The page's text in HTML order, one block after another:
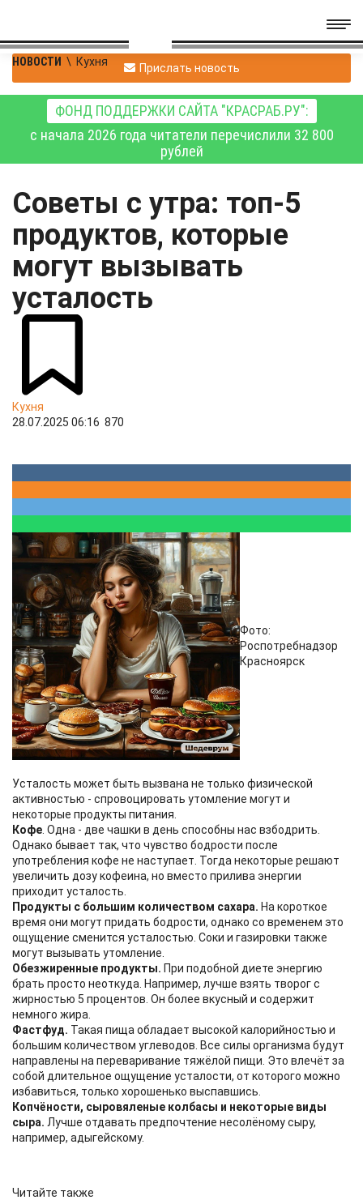
НОВОСТИ \ Кухня Прислать новость
ФОНД ПОДДЕРЖКИ САЙТА "КРАСРАБ.РУ":
с начала 2026 года читатели перечислили 32 800
рублей
Советы с утра: топ-5
продуктов, которые
могут вызывать
усталость
Кухня
28.07.2025 06:16 870
Фото:
Роспотребнадзор
Красноярск
Усталость может быть вызвана не только физической
активностью - спровоцировать утомление могут и
некоторые продукты питания.
Кофе . Одна - две чашки в день способны нас взбодрить.
Однако бывает так, что чувство бодрости после
употребления кофе не наступает. Тогда некоторые решают
увеличить дозу кофеина, но вместо прилива энергии
приходит усталость.
Продукты с большим количеством сахара. На короткое
время они могут придать бодрости, однако со временем это
ощущение сменится усталостью. Соки и газировки также
могут вызывать утомление.
Обезжиренные продукты. При подобной диете энергию
брать просто неоткуда. Например, лучше взять творог с
жирностью 5 процентов. Он более вкусный и содержит
немного жира.
Фастфуд. Такая пища обладает высокой калорийностью и
большим количеством углеводов. Все силы организма будут
направлены на переваривание тяжёлой пищи. Это влечёт за
собой длительное ощущение усталости, от которого можно
избавиться, только хорошенько выспавшись.
Копчёности, сыровяленые колбасы и некоторые виды
сыра. Лучше отдавать предпочтение несолёному сыру,
например, адыгейскому.
Читайте также